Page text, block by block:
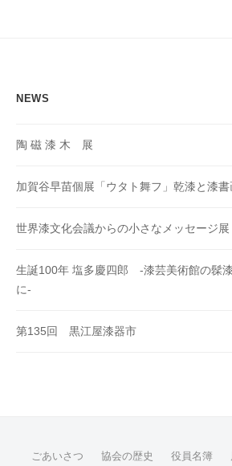
NEWS
陶 磁 漆 木 展
加賀谷早苗個展「ウタト舞フ」乾漆と漆書
世界漆文化会議からの小さなメッセージ
生誕100年 塩多慶四郎 -漆芸美術館の髹
に-
第135回 黒江屋漆器市
ごあいさつ 協会の歴史 役員名簿